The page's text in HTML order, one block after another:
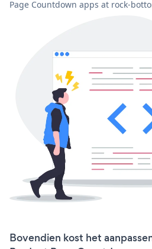
Page Countdown apps at rock-
Bovendien kost het